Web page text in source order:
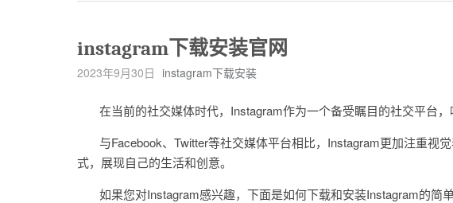
instagram下载安装官网
2023年9月30日 instagram下载安装
在当前的社交媒体时代，Instagram作为一个备受瞩目的社交平台，
与Facebook、Twitter等社交媒体平台相比，Instagram更加注重视
式，展现自己的生活和创意。
如果您对Instagram感兴趣，下面是如何下载和安装Instagram的简单